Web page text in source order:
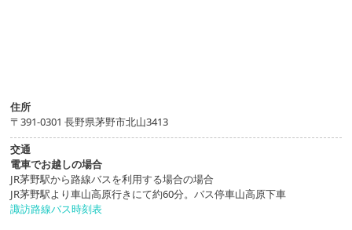
住所
〒391-0301 長野県茅野市北山3413
交通
電車でお越しの場合
JR茅野駅から路線バスを利用する場合の場合
JR茅野駅より車山高原行きにて約60分。バス停車山高原下車
諏訪路線バス時刻表